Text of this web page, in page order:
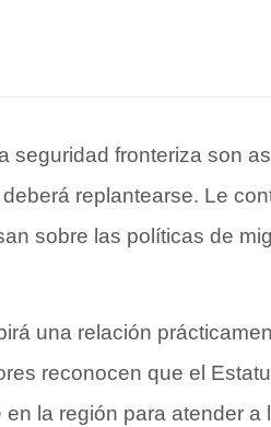
seguridad fronteriza son
replantearse. Le
sobre las políticas de
una relación
reconocen que el
la región para atender a